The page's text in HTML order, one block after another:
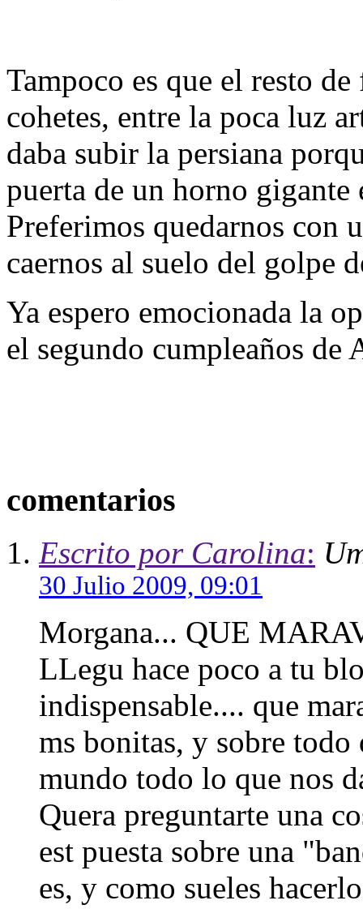
Tampoco es que el resto
cohetes, entre la poca luz
daba subir la persiana
puerta de un horno
Preferimos quedarnos con
caernos al suelo del golpe
Ya espero emocionada la
el segundo cumpleaños de
comentarios
Escrito por Carolina:
30 Julio 2009, 09:01
Morgana... QUE
LLegu hace poco a tu
indispensable.... que
ms bonitas, y sobre
mundo todo lo que nos
Quera preguntarte una
est puesta sobre una
es, y como sueles